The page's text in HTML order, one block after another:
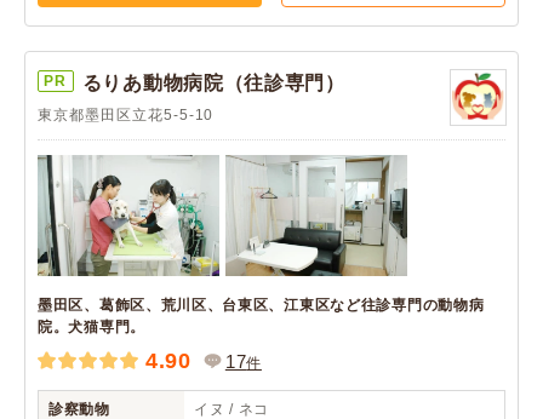
PR るりあ動物病院（往診専門）
東京都墨田区立花5-5-10
墨田区、葛飾区、荒川区、台東区、江東区など往診専門の動物病
院。犬猫専門。
4.90 17件
診察動物 イヌ / ネコ